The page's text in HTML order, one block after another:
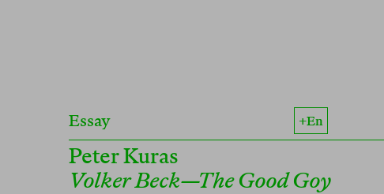
Essay +en
Peter Kuras
Volker Beck—The Good Goy